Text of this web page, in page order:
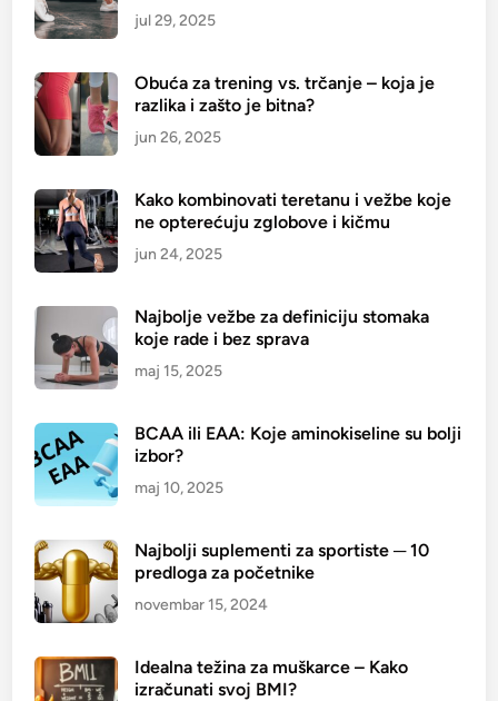
jul 29, 2025
Obuća za trening vs. trčanje – koja je
razlika i zašto je bitna?
jun 26, 2025
Kako kombinovati teretanu i vežbe koje
ne opterećuju zglobove i kičmu
jun 24, 2025
Najbolje vežbe za definiciju stomaka
koje rade i bez sprava
maj 15, 2025
BCAA ili EAA: Koje aminokiseline su bolji
izbor?
maj 10, 2025
Najbolji suplementi za sportiste ─ 10
predloga za početnike
novembar 15, 2024
Idealna težina za muškarce – Kako
izračunati svoj BMI?